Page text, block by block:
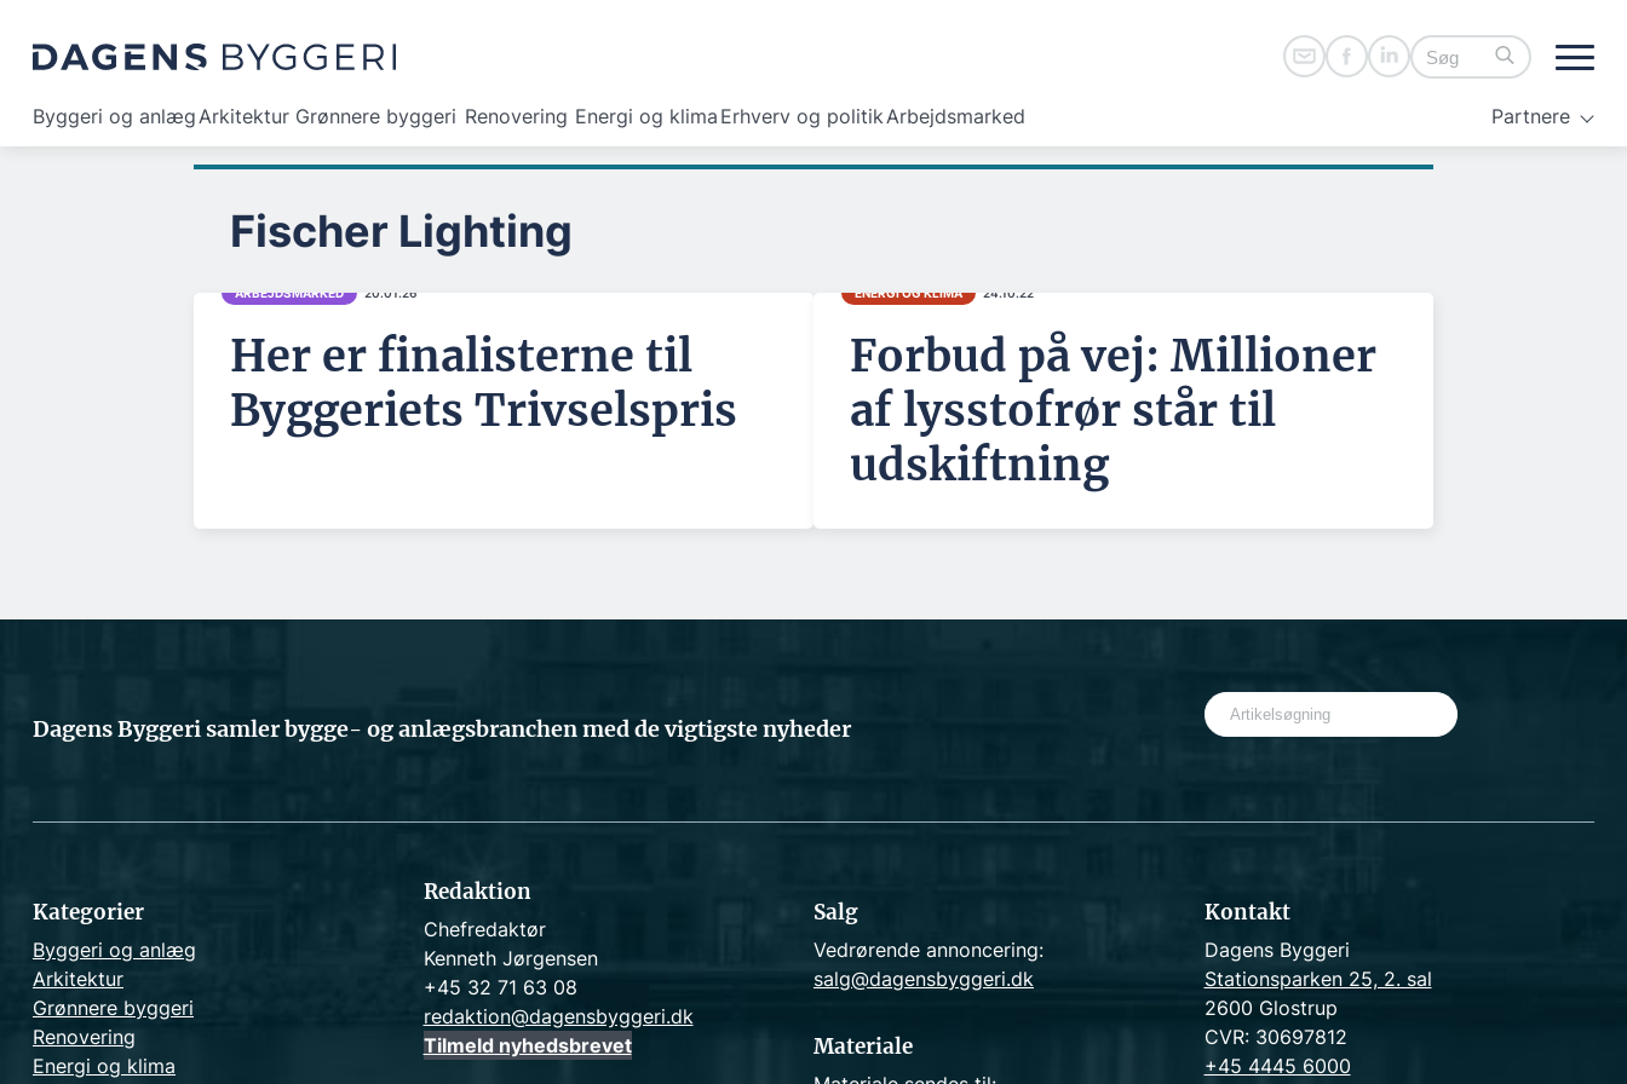
Byggeri og anlægArkitektur Grønnere byggeri Renovering Energi og klima Erhverv og politikArbejdsmarked Partnere
Fischer Lighting
ARBEJDSMARKED 20.01.26
Her er finalisterne til
Byggeriets Trivselspris
ENERGI OG KLIMA 24.10.22
Forbud på vej: Millioner
af lysstofrør står til
udskiftning
Dagens Byggeri samler bygge- og anlægsbranchen med de vigtigste nyheder
S
e
c
Kategorier
Byggeri og anlæg
Arkitektur
Grønnere byggeri
Renovering
Energi og klima
Redaktion
Chefredaktør
Kenneth Jørgensen
+45 32 71 63 08
redaktion@dagensbyggeri.dk
Tilmeld nyhedsbrevet
Salg
Vedrørende annoncering:
salg@dagensbyggeri.dk
Materiale
Kontakt
Dagens Byggeri
Stationsparken 25, 2. sal
2600 Glostrup
CVR: 30697812
+45 4445 6000